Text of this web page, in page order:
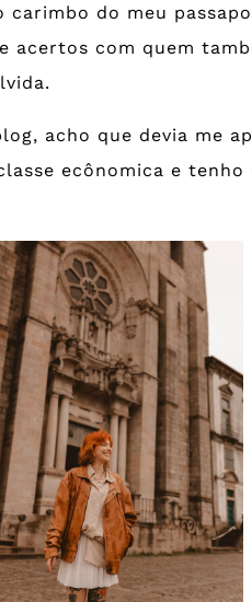
do meu
acertos com quem
acho que devia me
ecônomica e